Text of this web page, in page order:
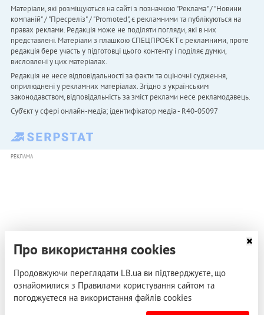
Матеріали, які розміщуються на сайті з позначкою "Реклама" / "Новини
компаній" / "Пресреліз" / "Promoted", є рекламними та публікуються на
правах реклами. Редакція може не поділяти погляди, які в них
представлені. Матеріали з плашкою СПЕЦПРОЄКТ є рекламними, проте
редакція бере участь у підготовці цього контенту і поділяє думки,
висловлені у цих матеріалах.
Редакція не несе відповідальності за факти та оціночні судження,
оприлюднені у рекламних матеріалах. Згідно з українським
законодавством, відповідальність за зміст реклами несе рекламодавець.
Cуб'єкт у сфері онлайн-медіа; ідентифікатор медіа - R40-05097
РЕКЛАМА
Про використання cookies
Продовжуючи переглядати LB.ua ви підтверджуєте, що
ознайомилися з Правилами користування сайтом та
погоджуєтеся на використання файлів cookies